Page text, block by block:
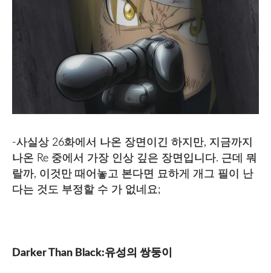
-사실상 26화에서 나온 장면이긴 하지만, 지금까지
나온 Re 중에서 가장 인상 깊은 장면입니다. 근데 뭐
랄까, 이것만 때어놓고 본다면 묘하게 개그 필이 난
다는 것도 부정할 수 가 없네요;
Darker Than Black:유성의 쌍둥이